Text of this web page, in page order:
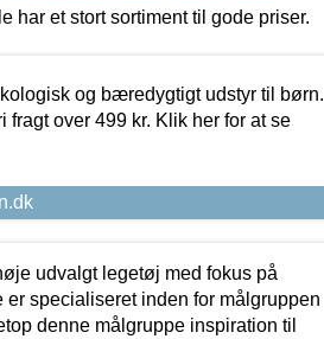
har et stort sortiment til gode priser.
og bæredygtigt udstyr til børn.
fragt over 499 kr. Klik her for at se
udvalgt legetøj med fokus på
specialiseret inden for målgruppen
denne målgruppe inspiration til